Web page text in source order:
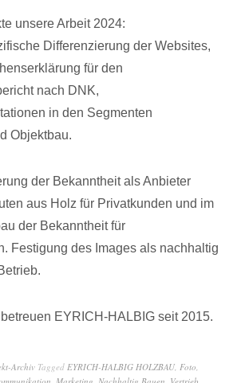
unsere Arbeit 2024:
Differenzierung der Websites,
für den
nach DNK,
in den Segmenten
Objektbau.
der Bekanntheit als Anbieter
aus Holz für Privatkunden und im
der Bekanntheit für
Festigung des Images als nachhaltig
EYRICH-HALBIG seit 2015.
Archiv Tagged EYRICH-HALBIG HOLZBAU, Foto,